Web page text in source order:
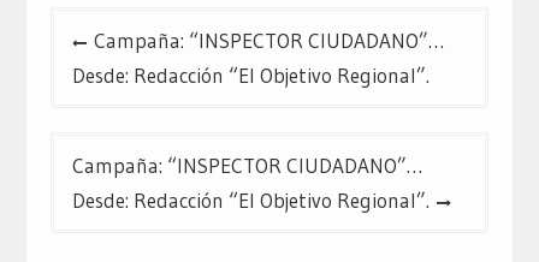
Campaña: “INSPECTOR CIUDADANO”…
Desde: Redacción “El Objetivo Regional”.
Campaña: “INSPECTOR CIUDADANO”…
Desde: Redacción “El Objetivo Regional”.